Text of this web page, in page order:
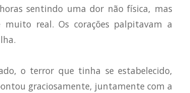
sentindo uma dor não física, mas
real. Os corações palpitavam a
o terror que tinha se estabelecido,
graciosamente, juntamente com a